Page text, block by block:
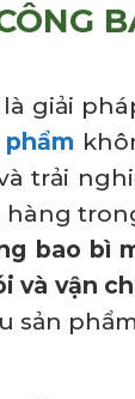
giải
trải
bao bì
và vận
sản